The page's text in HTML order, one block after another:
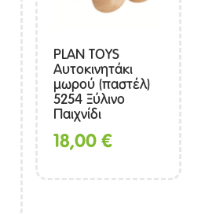
PLAN TOYS
Αυτοκινητάκι
μωρού (παστέλ)
5254 Ξύλινο
Παιχνίδι
18,00€